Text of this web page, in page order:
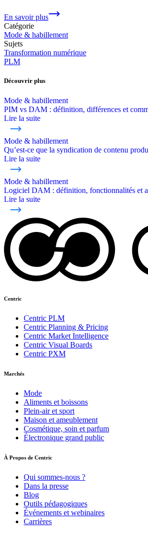
En savoir plus
Catégorie
Mode & habillement
Sujets
Transformation numérique
PLM
Découvrir plus
Mode & habillement
PIM vs DAM : définition, différences et
Lire la suite
Mode & habillement
Qu’est-ce que la syndication de contenu
Lire la suite
Mode & habillement
Logiciel DAM : définition, fonctionnalités et
Lire la suite
Centric
Centric PLM
Centric Planning & Pricing
Centric Market Intelligence
Centric Visual Boards
Centric PXM
Marchés
Mode
Aliments et boissons
Plein-air et sport
Maison et ameublement
Cosmétique, soin et parfum
Électronique grand public
À Propos de Centric
Qui sommes-nous ?
Dans la presse
Blog
Outils pédagogiques
Événements et webinaires
Carrières